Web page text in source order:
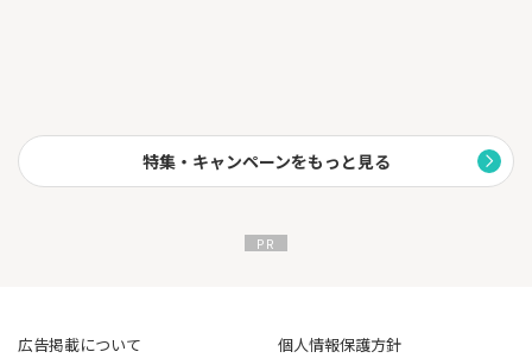
特集・キャンペーンをもっと見る
広告掲載について
個人情報保護方針